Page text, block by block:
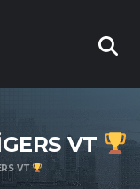
VT
VT